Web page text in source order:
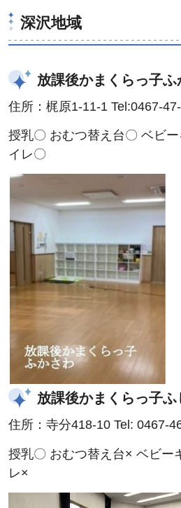
深沢地域
放課後かまくらっ子ふ
住所：梶原1-11-1 Tel:0467-
授乳〇 おむつ替え台〇 ベビ
イレ〇
放課後かまくらっ子ふ
住所：寺分418-10 Tel: 0467-
授乳〇 おむつ替え台× ベビー
レ×